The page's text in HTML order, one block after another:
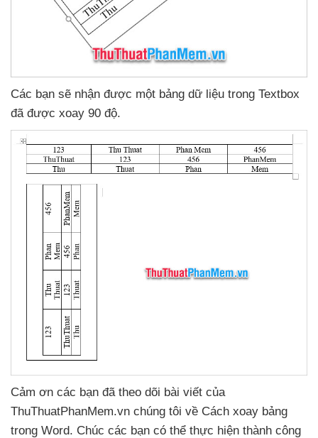
Các bạn sẽ nhận được một bảng dữ liệu trong Textbox
đã được xoay 90 độ.
Cảm ơn các bạn đã theo dõi bài viết của
ThuThuatPhanMem.vn chúng tôi về Cách xoay bảng
trong Word. Chúc các bạn có thể thực hiện thành công